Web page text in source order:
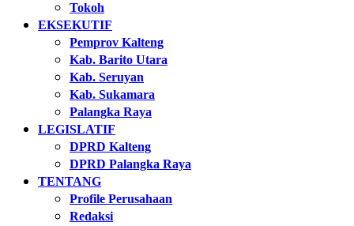
Tokoh
EKSEKUTIF
Pemprov Kalteng
Kab. Barito Utara
Kab. Seruyan
Kab. Sukamara
Palangka Raya
LEGISLATIF
DPRD Kalteng
DPRD Palangka Raya
TENTANG
Profile Perusahaan
Redaksi